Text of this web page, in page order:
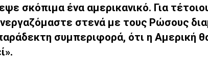
σκόπιμα ένα αμερικανικό. Για
στενά με τους Ρώσους
συμπεριφορά, ότι η Αμερική